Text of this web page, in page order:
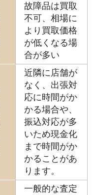
故障品は買取
不可、相場に
より買取価格
が低くなる場
合が多い
近隣に店舗が
なく、出張対
応に時間がか
かる場合や、
振込対応が多
いため現金化
まで時間がか
かることがあ
ります。
一般的な査定